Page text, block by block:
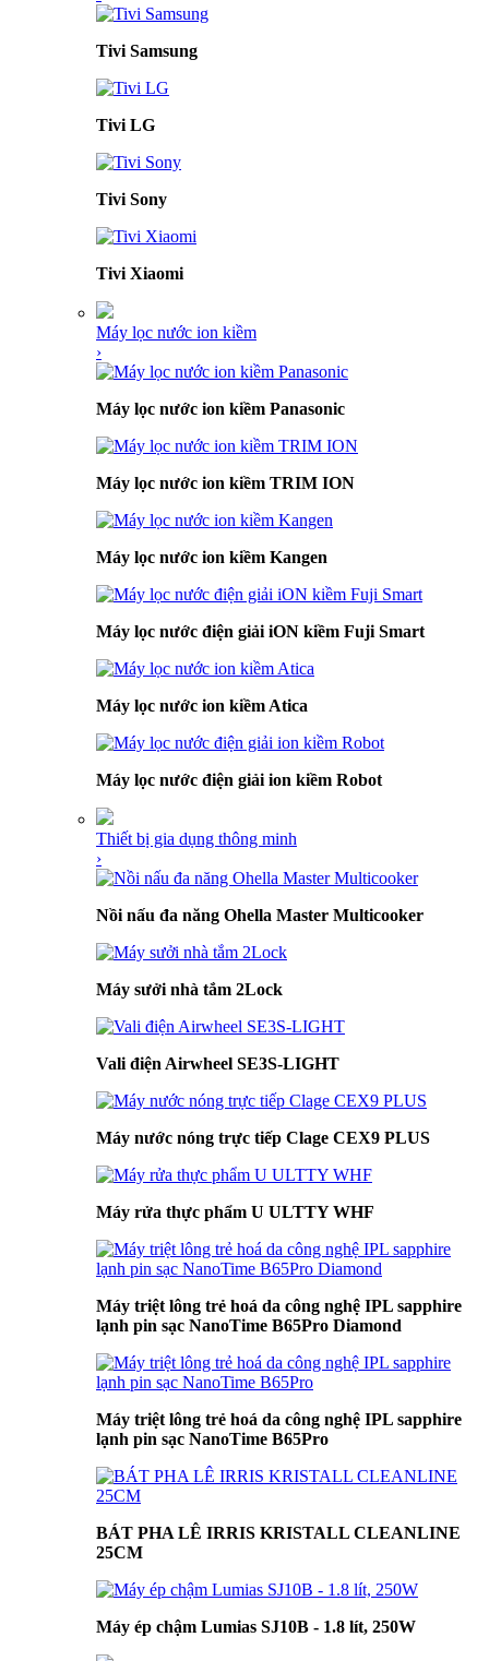
Tivi Samsung
Tivi LG
Tivi Sony
Tivi Xiaomi
Máy lọc nước ion kiềm
›
Máy lọc nước ion kiềm Panasonic
Máy lọc nước ion kiềm TRIM ION
Máy lọc nước ion kiềm Kangen
Máy lọc nước điện giải iON kiềm Fuji Smart
Máy lọc nước ion kiềm Atica
Máy lọc nước điện giải ion kiềm Robot
Thiết bị gia dụng thông minh
›
Nồi nấu đa năng Ohella Master Multicooker
Máy sưởi nhà tắm 2Lock
Vali điện Airwheel SE3S-LIGHT
Máy nước nóng trực tiếp Clage CEX9 PLUS
Máy rửa thực phẩm U ULTTY WHF
Máy triệt lông trẻ hoá da công nghệ IPL sapphire
lạnh pin sạc NanoTime B65Pro Diamond
Máy triệt lông trẻ hoá da công nghệ IPL sapphire
lạnh pin sạc NanoTime B65Pro
BÁT PHA LÊ IRRIS KRISTALL CLEANLINE
25CM
Máy ép chậm Lumias SJ10B - 1.8 lít, 250W